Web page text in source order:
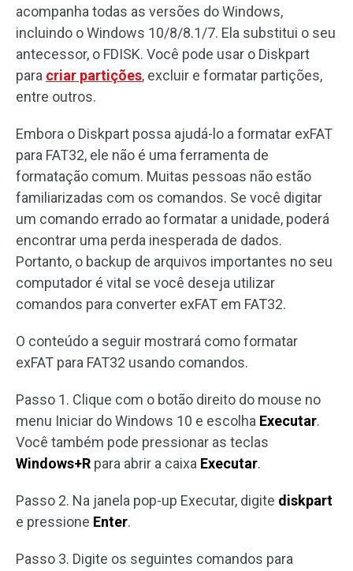
acompanha todas as versões do Windows,
incluindo o Windows 10/8/8.1/7. Ela substitui o seu
antecessor, o FDISK. Você pode usar o Diskpart
para criar partições, excluir e formatar partições,
entre outros.
Embora o Diskpart possa ajudá-lo a formatar exFAT
para FAT32, ele não é uma ferramenta de
formatação comum. Muitas pessoas não estão
familiarizadas com os comandos. Se você digitar
um comando errado ao formatar a unidade, poderá
encontrar uma perda inesperada de dados.
Portanto, o backup de arquivos importantes no seu
computador é vital se você deseja utilizar
comandos para converter exFAT em FAT32.
O conteúdo a seguir mostrará como formatar
exFAT para FAT32 usando comandos.
Passo 1. Clique com o botão direito do mouse no
menu Iniciar do Windows 10 e escolha Executar.
Você também pode pressionar as teclas
Windows+R para abrir a caixa Executar.
Passo 2. Na janela pop-up Executar, digite diskpart
e pressione Enter.
Passo 3. Digite os seguintes comandos para